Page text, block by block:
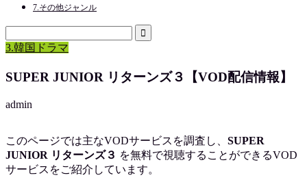
7.その他ジャンル
3.韓国ドラマ
SUPER JUNIOR リターンズ３【VOD配信情報】
admin
このページでは主なVODサービスを調査し、 SUPER
JUNIOR リターンズ３ を無料で視聴することができるVOD
サービスをご紹介しています。